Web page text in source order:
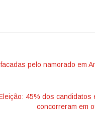
pelo namorado em
45% dos candidatos
concorreram em